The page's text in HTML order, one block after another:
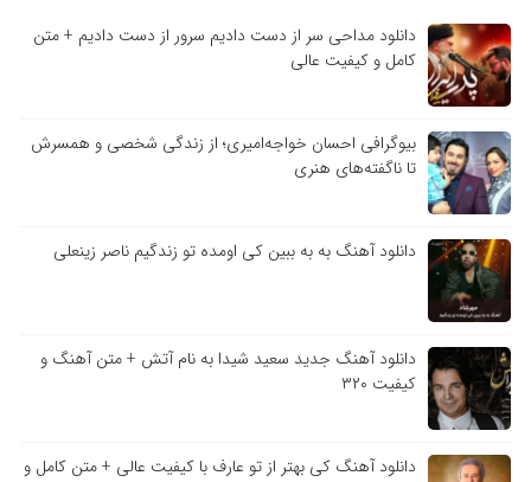
دانلود مداحی سر از دست دادیم سرور از دست دادیم + متن
کامل و کیفیت عالی
بیوگرافی احسان خواجه‌امیری؛ از زندگی شخصی و همسرش
تا ناگفته‌های هنری
دانلود آهنگ به به ببین کی اومده تو زندگیم ناصر زینعلی
دانلود آهنگ جدید سعید شیدا به نام آتش + متن آهنگ و
کیفیت ۳۲۰
دانلود آهنگ کی بهتر از تو عارف با کیفیت عالی + متن کامل و